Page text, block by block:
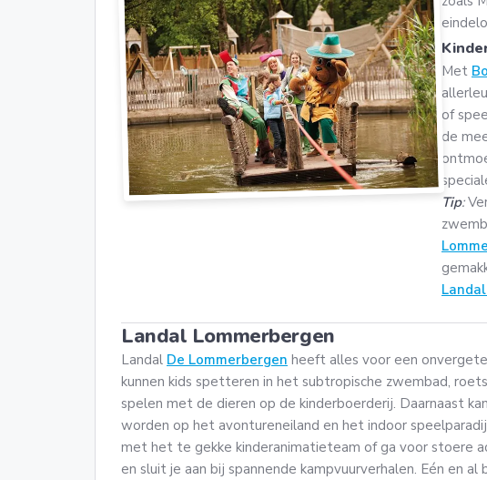
Met
of
de
Tip:
Landal Lommerbergen
Landal De Lommerbergen heeft alles voor een
kunnen kids spetteren in het subtropische zwembad,
spelen met de dieren op de kinderboerderij. Daarnaast
worden op het avontureneiland en het indoor
met het te gekke kinderanimatieteam of ga voor stoere
en sluit je aan bij spannende kampvuurverhalen. Eén en al